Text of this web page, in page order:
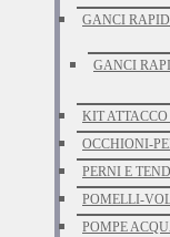
GANCI
GANCI
KIT
OCCHIONI-
PERNI E
POMELLI-
POMPE